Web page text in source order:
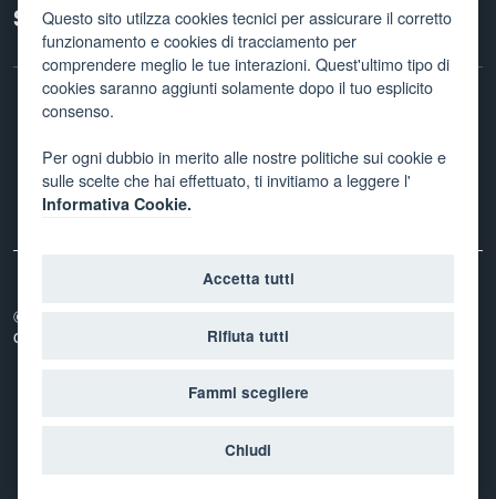
Seguici su
Facebook
© 2026
coesione sociale
Questo sito utilzza cookies tecnici per assicurare il corretto
funzionamento e cookies di tracciamento per
comprendere meglio le tue interazioni. Quest'ultimo tipo di
cookies saranno aggiunti solamente dopo il tuo esplicito
consenso.
Per ogni dubbio in merito alle nostre politiche sui cookie e
sulle scelte che hai effettuato, ti invitiamo a leggere l'
Informativa Cookie.
Accetta tutti
Rifiuta tutti
Fammi scegliere
Chiudi